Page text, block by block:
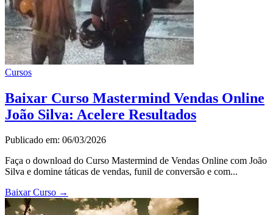
Cursos
Baixar Curso Mastermind Vendas Online
João Silva: Acelere Resultados
Publicado em: 06/03/2026
Faça o download do Curso Mastermind de Vendas Online com João
Silva e domine táticas de vendas, funil de conversão e com...
Baixar Curso →